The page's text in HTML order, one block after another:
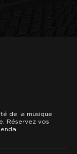
de la musique
Réservez vos